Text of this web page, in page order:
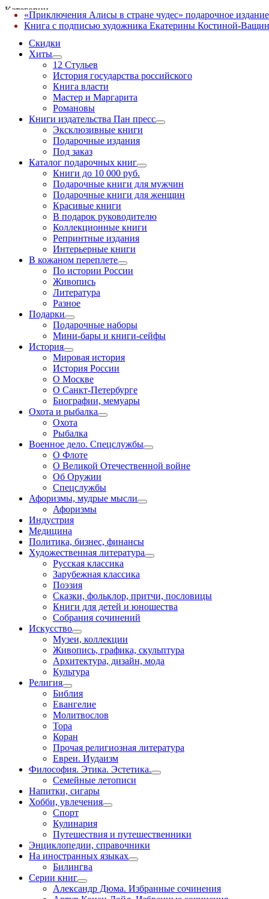
Категории
Скидки
Хиты
12 Стульев
История государства российского
Книга власти
Мастер и Маргарита
Романовы
Книги издательства Пан пресс
Эксклюзивные книги
Подарочные издания
Под заказ
Каталог подарочных книг
Книги до 10 000 руб.
Подарочные книги для мужчин
Подарочные книги для женщин
Красивые книги
В подарок руководителю
Коллекционные книги
Репринтные издания
Интерьерные книги
В кожаном переплете
По истории России
Живопись
Литература
Разное
Подарки
Подарочные наборы
Мини-бары и книги-сейфы
История
Мировая история
История России
О Москве
О Санкт-Петербурге
Биографии, мемуары
Охота и рыбалка
Охота
Рыбалка
Военное дело. Спецслужбы
О Флоте
О Великой Отечественной войне
Об Оружии
Спецслужбы
Афоризмы, мудрые мысли
Афоризмы
Индустрия
Медицина
Политика, бизнес, финансы
Художественная литература
Русская классика
Зарубежная классика
Поэзия
Сказки, фольклор, притчи, пословицы
Книги для детей и юношества
Собрания сочинений
Искусство
Музеи, коллекции
Живопись, графика, скульптура
Архитектура, дизайн, мода
Культура
Религия
Библия
Евангелие
Молитвослов
Тора
Коран
Прочая религиозная литература
Евреи. Иудаизм
Философия. Этика. Эстетика.
Семейные летописи
Напитки, сигары
Хобби, увлечения
Спорт
Кулинария
Путешествия и путешественники
Энциклопедии, справочники
На иностранных языках
Билингва
Серии книг
Александр Дюма. Избранные сочинения
«Приключения Алисы в стране чудес» подарочное издание
Книга с подписью художника Екатерины Костиной-